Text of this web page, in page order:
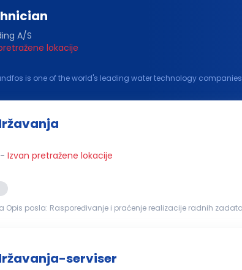
A/S
lokacije
is one of the world's leading water technology
- Izvan pretražene lokacije
serviser